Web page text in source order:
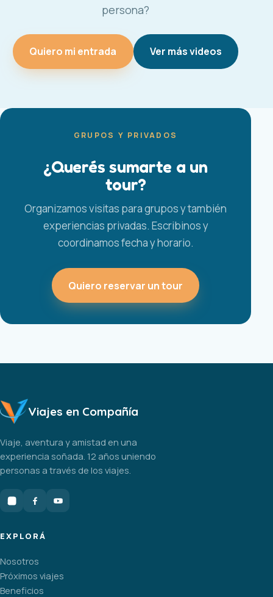
persona?
Quiero mi entrada Ver más videos
GRUPOS Y PRIVADOS
¿Querés sumarte a un
tour?
Organizamos visitas para grupos y también
experiencias privadas. Escribinos y
coordinamos fecha y horario.
Quiero reservar un tour
Viajes en Compañía
Viaje, aventura y amistad en una
experiencia soñada. 12 años uniendo
personas a través de los viajes.
EXPLORÁ
Nosotros
Próximos viajes
Beneficios